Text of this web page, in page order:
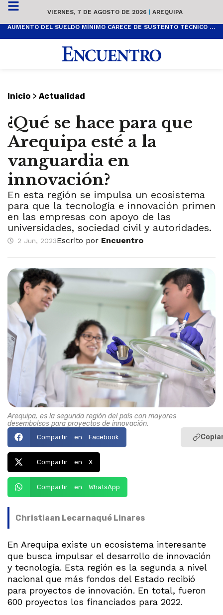
VIERNES, 7 DE AGOSTO DE 2026 | AREQUIPA
AUMENTO DEL SUELDO MÍNIMO CARECE DE SUSTENTO TÉCNICO Y ES POPULISTA
Inicio > Actualidad
¿Qué se hace para que
Arequipa esté a la
vanguardia en
innovación?
En esta región se impulsa un ecosistema
para que la tecnología e innovación primen
en las empresas con apoyo de las
universidades, sociedad civil y autoridades.
2 Jun, 2023Escrito por Encuentro
Arequipa, es la segunda región del país con mayores
desembolsos para proyectos de innovación.
Compartir en Facebook
Compartir en X
Compartir en WhatsApp
Christiaan Lecarnaqué Linares
En Arequipa existe un ecosistema interesante
que busca impulsar el desarrollo de innovación
y tecnología. Esta región es la segunda a nivel
nacional que más fondos del Estado recibió
para proyectos de innovación. En total, fueron
600 proyectos los financiados para 2022.